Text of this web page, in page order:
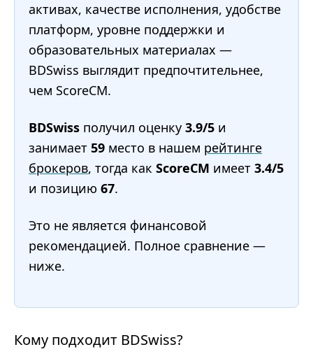
активах, качестве исполнения, удобстве
платформ, уровне поддержки и
образовательных материалах —
BDSwiss выглядит предпочтительнее,
чем ScoreCM.
BDSwiss получил оценку 3.9/5 и
занимает 59 место в нашем рейтинге
брокеров, тогда как ScoreCM имеет 3.4/5
и позицию 67.
Это не является финансовой
рекомендацией. Полное сравнение —
ниже.
Кому подходит BDSwiss?